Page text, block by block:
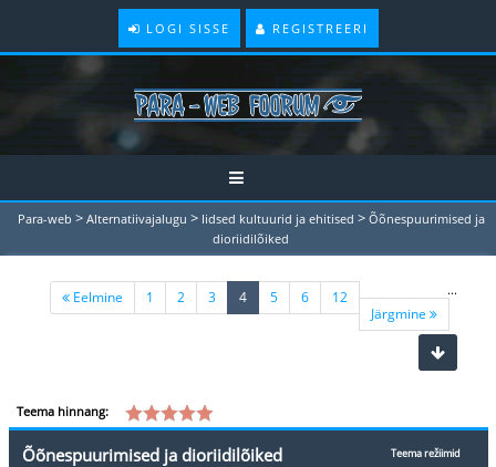
LOGI SISSE REGISTREERI
Para-web > Alternatiivajalugu > Iidsed kultuurid ja ehitised > Õõnespuurimised ja
dioriidilõiked
Eelmine 1 2 3 4(current)
5 6 ...
12
Järgmine
Teema hinnang:
Teema režiimid
Õõnespuurimised ja dioriidilõiked